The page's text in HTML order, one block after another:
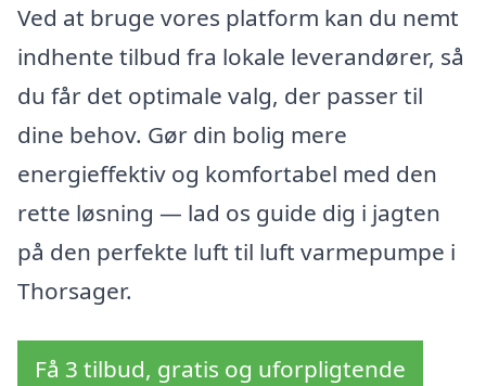
Ved at bruge vores platform kan du nemt
indhente tilbud fra lokale leverandører, så
du får det optimale valg, der passer til
dine behov. Gør din bolig mere
energieffektiv og komfortabel med den
rette løsning — lad os guide dig i jagten
på den perfekte luft til luft varmepumpe i
Thorsager.
Få 3 tilbud, gratis og uforpligtende